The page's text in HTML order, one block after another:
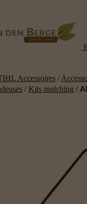
Accessoires /
/ Kits mulching /